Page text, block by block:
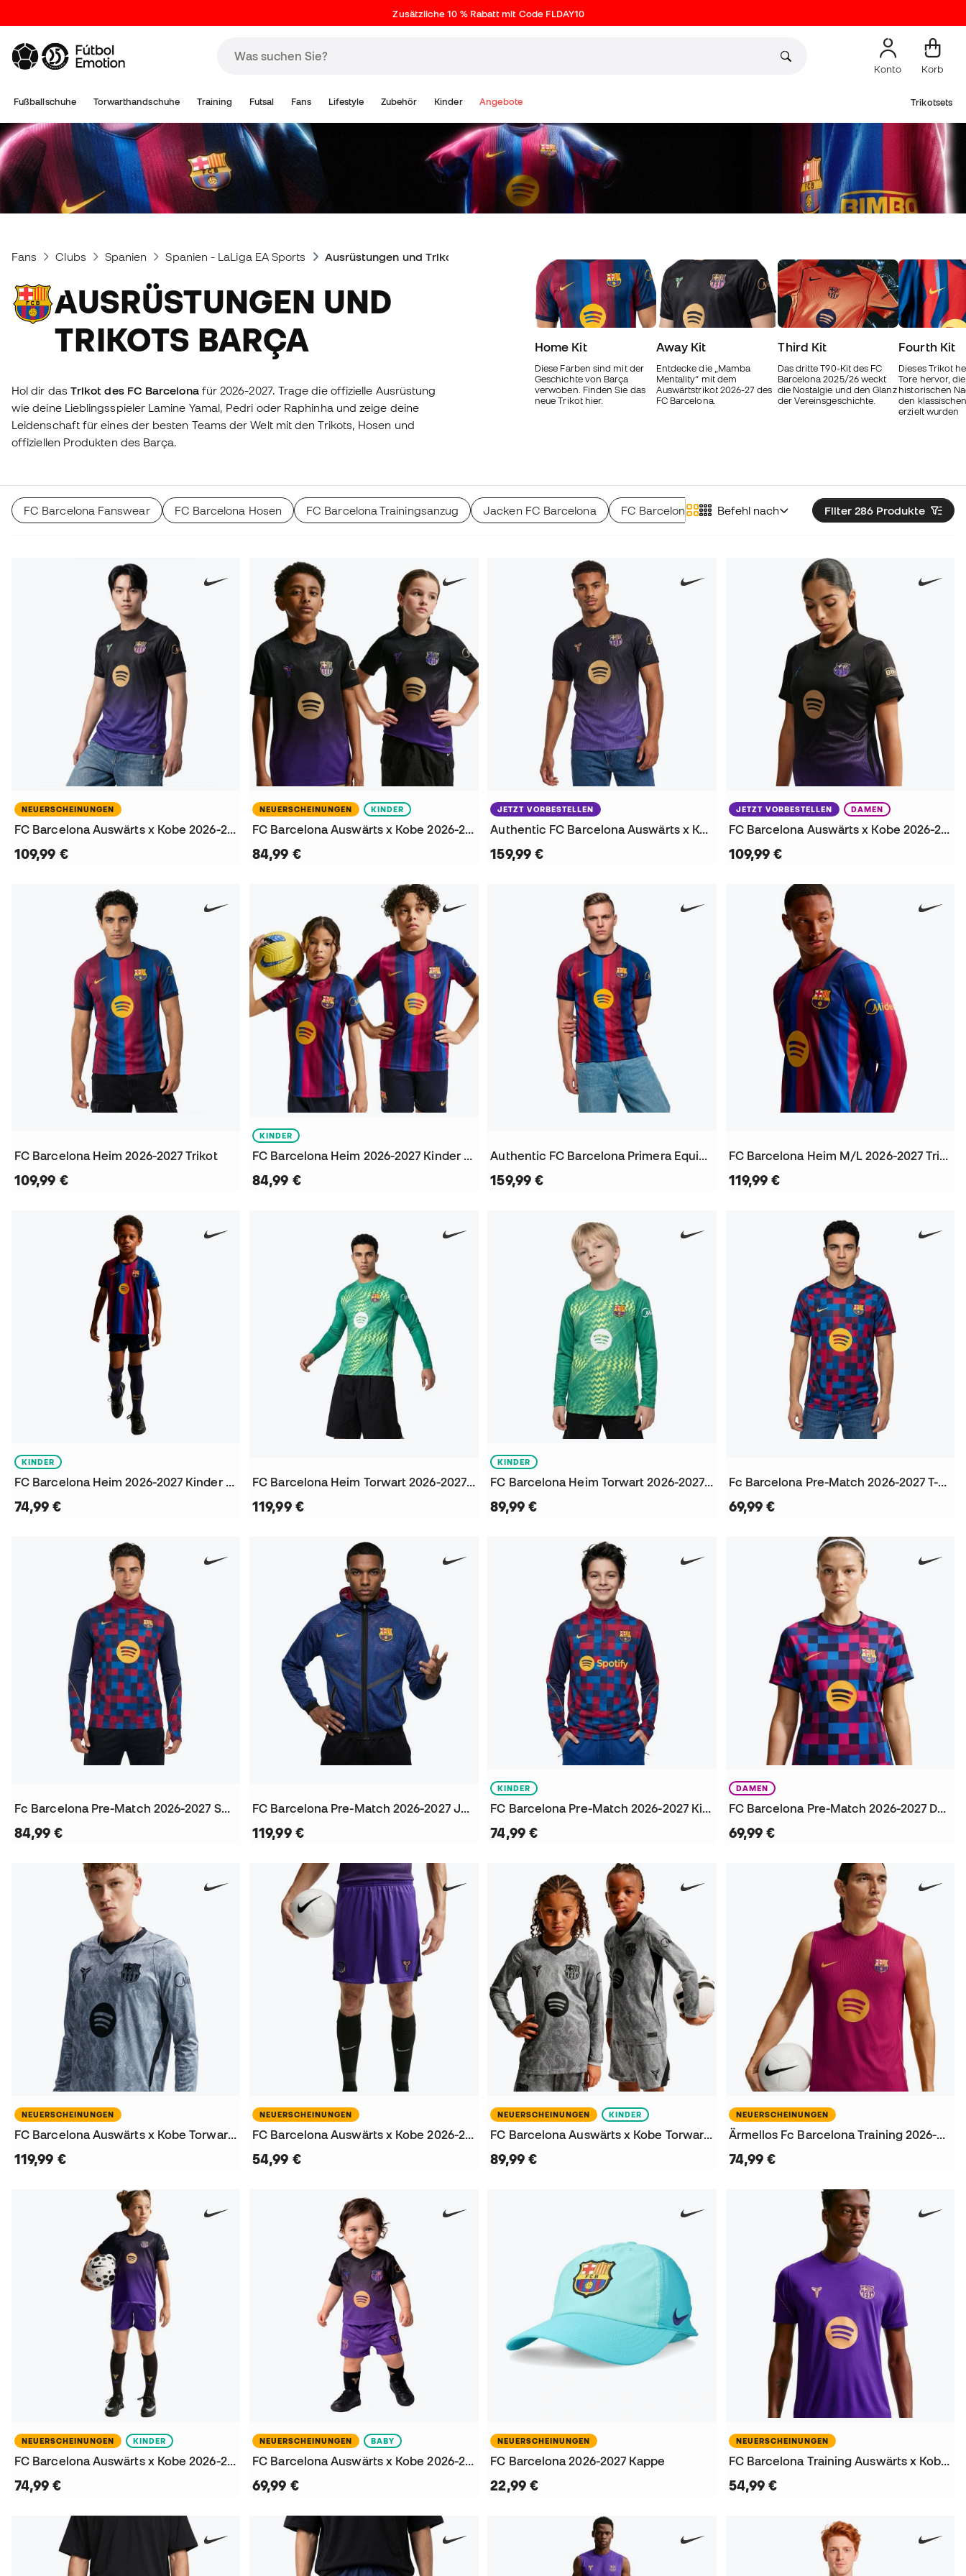
Zusätzliche 10 % Rabatt mit Code FLDAY10
Konto Korb
Fußballschuhe Torwarthandschuhe Training Futsal Fans Lifestyle Zubehör Kinder Angebote Trikotsets
Fans Clubs Spanien Spanien - LaLiga EA Sports Ausrüstungen und Trikots Barça
AUSRÜSTUNGEN UND
TRIKOTS BARÇA
Hol dir das Trikot des FC Barcelonafür 2026-2027. Trage die offizielle Ausrüstung
wie deine Lieblingsspieler Lamine Yamal, Pedri oder Raphinha und zeige deine
Leidenschaft für eines der besten Teams der Welt mit den Trikots, Hosen und
offiziellen Produkten des Barça.
Home Kit
Diese Farben sind mit der
Geschichte von Barça
verwoben. Finden Sie das
neue Trikot hier.
Away Kit
Entdecke die „Mamba
Mentality“ mit dem
Auswärtstrikot 2026-27 des
FC Barcelona.
Third Kit
Das dritte T90-Kit des FC
Barcelona 2025/26 weckt
die Nostalgie und den Glanz
der Vereinsgeschichte.
Fourth Kit
Dieses Trikot
Tore hervor,
historischen
den
erzielt wurden
Filter 286 Produkte
Befehl nach
FC Barcelona Fanswear FC Barcelona Hosen FC Barcelona Trainingsanzug Jacken FC Barcelona FC Barcelona Sweatshirts Set FC Barcelona FC
NEUERSCHEINUNGEN
FC Barcelona Auswärts x Kobe 2026-2027 Trikot
109,99 €
NEUERSCHEINUNGEN KINDER
FC Barcelona Auswärts x Kobe 2026-2027 Kinder Trikot
84,99 €
JETZT VORBESTELLEN
Authentic FC Barcelona Auswärts x Kobe 2026-2027 Trikot
159,99 €
JETZT VORBESTELLEN DAMEN
FC Barcelona Auswärts x Kobe 2026-2027 Damen Trikot
109,99 €
FC Barcelona Heim 2026-2027 Trikot
109,99 €
KINDER
FC Barcelona Heim 2026-2027 Kinder Trikot
84,99 €
Authentic FC Barcelona Primera Equipación 2026-2027 Trikot
159,99 €
FC Barcelona Heim M/L 2026-2027 Trikot
119,99 €
KINDER
FC Barcelona Heim 2026-2027 Kinder Trikot
74,99 €
FC Barcelona Heim Torwart 2026-2027 Trikot
119,99 €
KINDER
FC Barcelona Heim Torwart 2026-2027 Kinder Trikot
89,99 €
Fc Barcelona Pre-Match 2026-2027 T-Shirt
69,99 €
Fc Barcelona Pre-Match 2026-2027 Sweatshirt
84,99 €
FC Barcelona Pre-Match 2026-2027 Jacke
119,99 €
KINDER
FC Barcelona Pre-Match 2026-2027 Kinder Sweatshirt
74,99 €
DAMEN
FC Barcelona Pre-Match 2026-2027 Damen T-Shirt
69,99 €
NEUERSCHEINUNGEN
FC Barcelona Auswärts x Kobe Torwart L/S 2026-2027 Trikot
119,99 €
NEUERSCHEINUNGEN
FC Barcelona Auswärts x Kobe 2026-2027 Shorts
54,99 €
NEUERSCHEINUNGEN KINDER
FC Barcelona Auswärts x Kobe Torwart L/S 2026-2027 Kinder Trikot
89,99 €
NEUERSCHEINUNGEN
Ärmellos Fc Barcelona Training 2026-2027 T-Shirt
74,99 €
NEUERSCHEINUNGEN KINDER
FC Barcelona Auswärts x Kobe 2026-2027 Kinder Trikot
74,99 €
NEUERSCHEINUNGEN BABY
FC Barcelona Auswärts x Kobe 2026-2027 Kleinkind Trikot
69,99 €
NEUERSCHEINUNGEN
FC Barcelona 2026-2027 Kappe
22,99 €
NEUERSCHEINUNGEN
FC Barcelona Training Auswärts x Kobe 2026-2027 Trikot
54,99 €